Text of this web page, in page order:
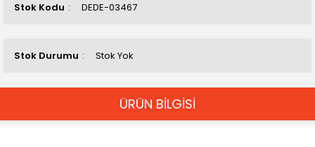
Stok Kodu DEDE-03467
Stok Durumu Stok Yok
ÜRÜN BİLGİSİ